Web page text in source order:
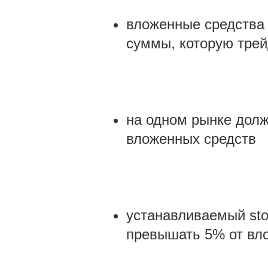
вложенные
суммы, которую
на одном рынке
вложенных средств
устанавливаемый
превышать 5% от